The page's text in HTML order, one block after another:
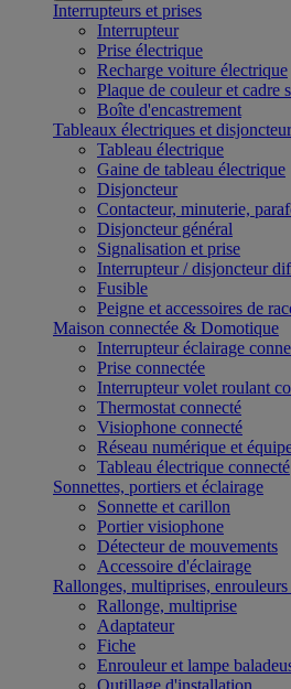
Interrupteurs et prises
Interrupteur
Prise électrique
Recharge voiture électrique
Plaque de couleur et cadre
Boîte d'encastrement
Tableaux électriques et
Tableau électrique
Gaine de tableau électrique
Disjoncteur
Contacteur, minuterie,
Disjoncteur général
Signalisation et prise
Interrupteur / disjoncteur
Fusible
Peigne et accessoires de
Maison connectée & Domotique
Interrupteur éclairage
Prise connectée
Interrupteur volet roulant
Thermostat connecté
Visiophone connecté
Réseau numérique et
Tableau électrique connecté
Sonnettes, portiers et éclairage
Sonnette et carillon
Portier visiophone
Détecteur de mouvements
Accessoire d'éclairage
Rallonges, multiprises, enrouleurs
Rallonge, multiprise
Adaptateur
Fiche
Enrouleur et lampe
Outillage d'installation